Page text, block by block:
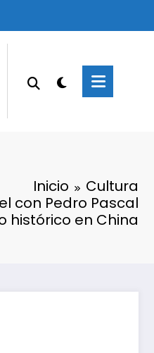
Inicio
Cultura
con Pedro Pascal
histórico en China